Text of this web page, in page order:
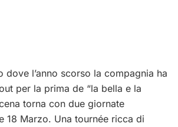
dove l’anno scorso la compagnia ha
per la prima de “la bella e la
torna con due giornate
18 Marzo. Una tournée ricca di